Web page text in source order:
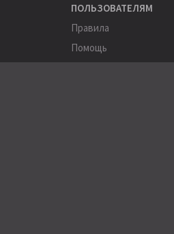
ПОЛЬЗОВАТЕЛЯМ
Правила
Помощь